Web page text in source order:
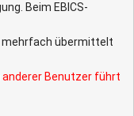
Beim EBICS-
mehrfach übermittelt
anderer Benutzer führt